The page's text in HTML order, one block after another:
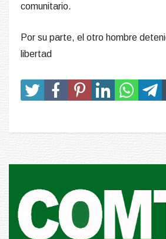
comunitario.
Por su parte, el otro hombre
libertad